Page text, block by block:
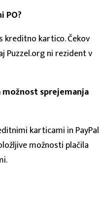
PO?
kreditno kartico. Čekov
Puzzel.org ni rezident v
sprejemanja
karticami in PayPal
možnosti plačila